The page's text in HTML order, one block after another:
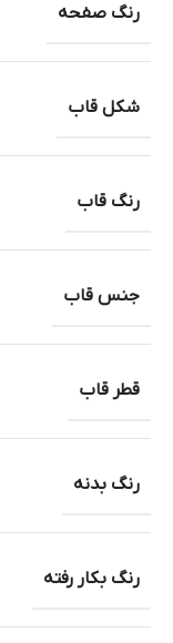
رنگ صفحه
شکل قاب
رنگ قاب
جنس قاب
قطر قاب
رنگ بدنه
رنگ بکار رفته